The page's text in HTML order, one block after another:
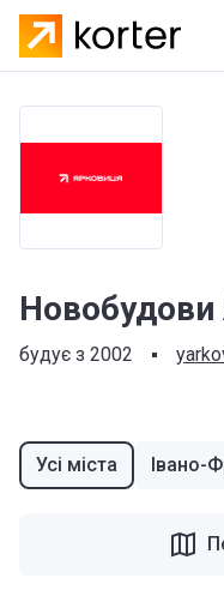
Новобудови
будує з 2002
Усі міста Івано-